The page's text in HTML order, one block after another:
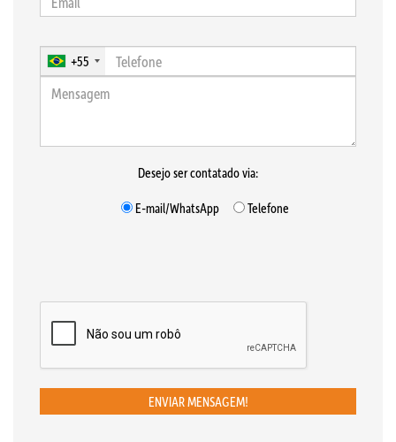
+55
Desejo ser contatado via:
E-mail/WhatsApp
Telefone
ENVIAR MENSAGEM!